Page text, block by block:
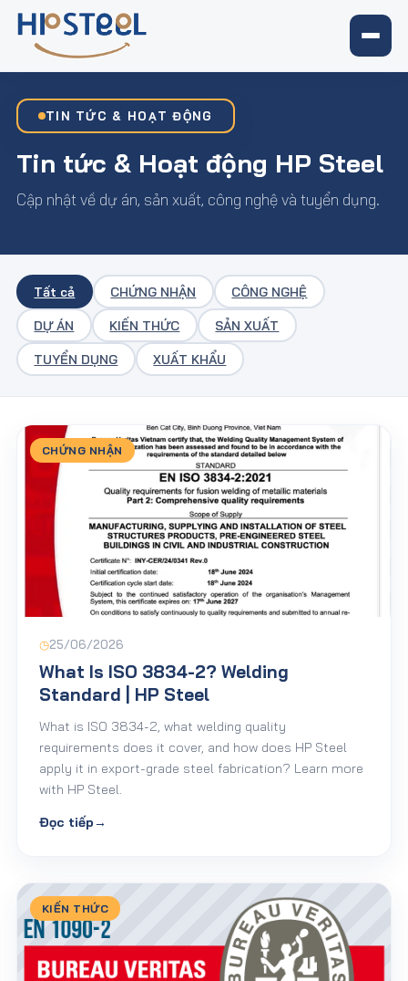
TIN TỨC & HOẠT ĐỘNG
Tin tức & Hoạt động HP Steel
Cập nhật về dự án, sản xuất, công nghệ và tuyển dụng.
Tất cả CHỨNG NHẬN CÔNG NGHỆ
DỰ ÁN KIẾN THỨC SẢN XUẤT
TUYỂN DỤNG XUẤT KHẨU
CHỨNG NHẬN
◷25/06/2026
What Is ISO 3834-2? Welding
Standard | HP Steel
What is ISO 3834-2, what welding quality
requirements does it cover, and how does HP Steel
apply it in export-grade steel fabrication? Learn more
with HP Steel.
Đọc tiếp→
KIẾN THỨC